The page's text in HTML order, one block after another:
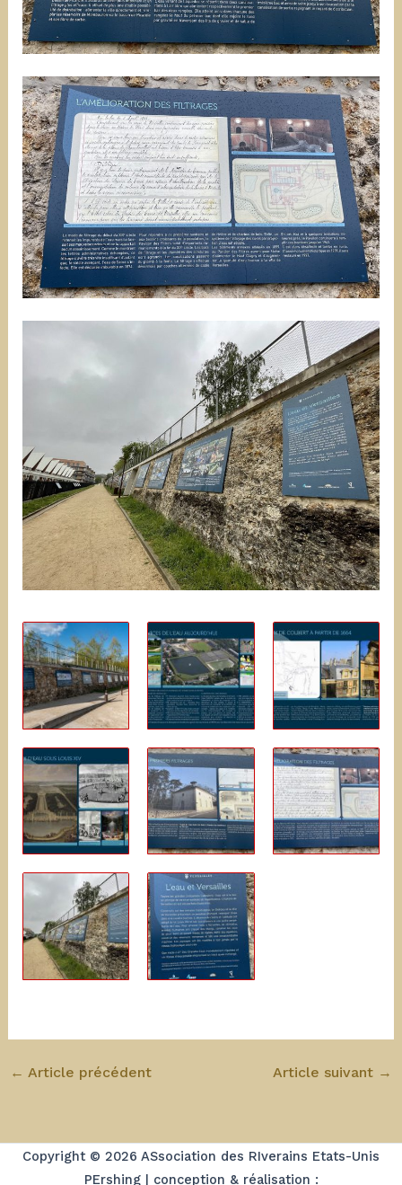
← Article précédent Article suivant →
Copyright © 2026 ASsociation des RIverains Etats-Unis
PErshing | conception & réalisation :